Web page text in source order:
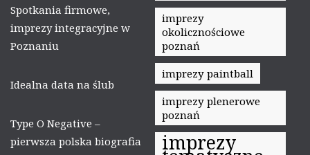
Spotkania firmowe,
imprezy integracyjne w
Poznaniu
Idealna data na ślub
Type O Negative –
pierwsza polska biografia
imprezy
okolicznościowe
poznań
imprezy paintball
imprezy plenerowe
poznań
imprezy